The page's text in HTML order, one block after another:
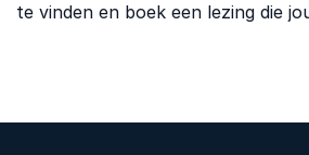
te vinden en boek een lezing die